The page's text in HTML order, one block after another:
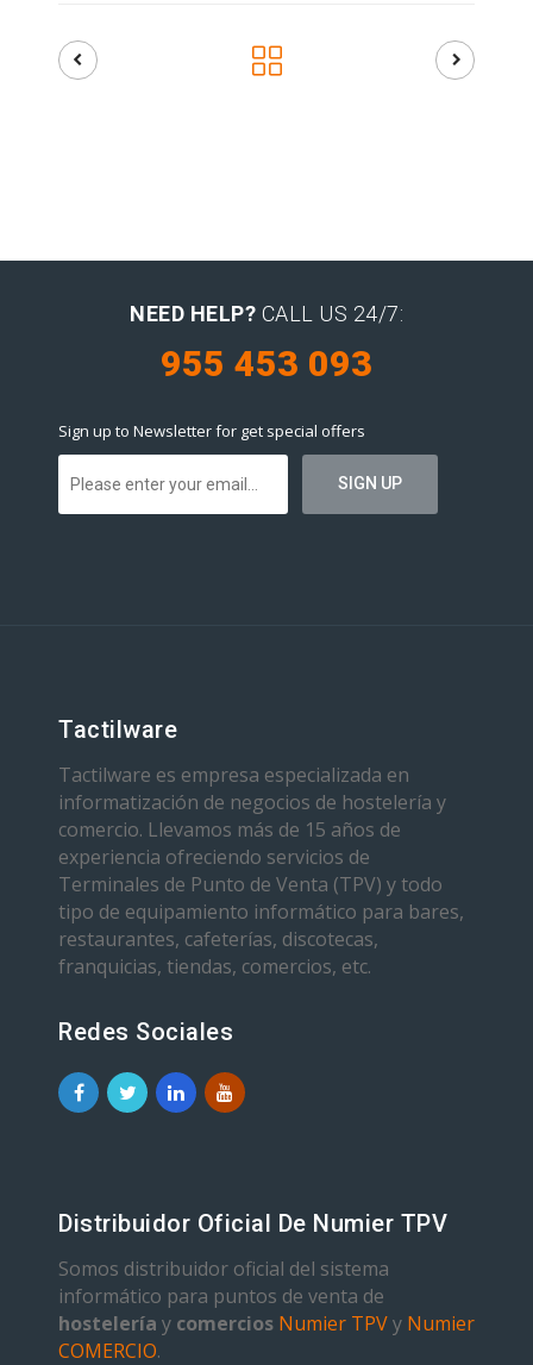
NEED HELP? CALL US 24/7:
955 453 093
Sign up to Newsletter for get special offers
Tactilware
Tactilware es empresa especializada en
informatización de negocios de hostelería y
comercio. Llevamos más de 15 años de
experiencia ofreciendo servicios de
Terminales de Punto de Venta (TPV) y todo
tipo de equipamiento informático para bares,
restaurantes, cafeterías, discotecas,
franquicias, tiendas, comercios, etc.
Redes Sociales
Distribuidor Oficial De Numier TPV
Somos distribuidor oficial del sistema
informático para puntos de venta de
hostelería y comercios Numier TPVy Numier
COMERCIO.